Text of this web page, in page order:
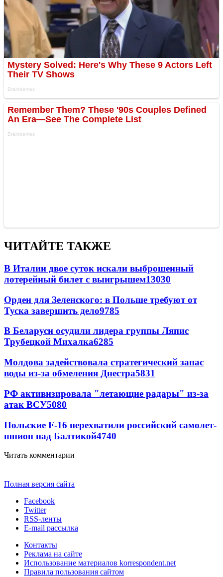
ЧИТАЙТЕ ТАКЖЕ
В Италии двое суток искали выброшенный
лотерейный билет с выигрышем13030
Орден для Зеленского: в Польше требуют от
Туска завершить дело9785
В Беларуси осудили лидера группы Ляпис
Трубецкой Михалка6285
Молдова задействовала стратегический запас
воды из-за обмеления Днестра5831
РФ активизировала "летающие радары" из-за
атак ВСУ5080
Польские F-16 перехватили российский самолет-
шпион над Балтикой4740
Читать комментарии
Полная версия сайта
Facebook
Twitter
RSS-ленты
E-mail рассылка
Контакты
Реклама на сайте
Использование материалов korrespondent.net
Правила пользования сайтом